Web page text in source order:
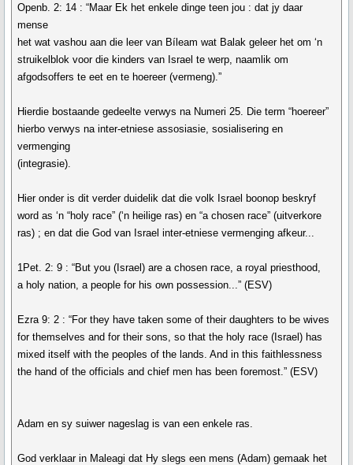
Openb. 2: 14 : “Maar Ek het enkele dinge teen jou : dat jy daar
mense
het wat vashou aan die leer van Bíleam wat Balak geleer het om ‘n
struikelblok voor die kinders van Israel te werp, naamlik om
afgodsoffers te eet en te hoereer (vermeng).”
Hierdie bostaande gedeelte verwys na Numeri 25. Die term “hoereer”
hierbo verwys na inter-etniese assosiasie, sosialisering en
vermenging
(integrasie).
Hier onder is dit verder duidelik dat die volk Israel boonop beskryf
word as ‘n “holy race” (‘n heilige ras) en “a chosen race” (uitverkore
ras) ; en dat die God van Israel inter-etniese vermenging afkeur...
1Pet. 2: 9 : “But you (Israel) are a chosen race, a royal priesthood,
a holy nation, a people for his own possession...” (ESV)
Ezra 9: 2 : “For they have taken some of their daughters to be wives
for themselves and for their sons, so that the holy race (Israel) has
mixed itself with the peoples of the lands. And in this faithlessness
the hand of the officials and chief men has been foremost.” (ESV)
Adam en sy suiwer nageslag is van een enkele ras.
God verklaar in Maleagi dat Hy slegs een mens (Adam) gemaak het